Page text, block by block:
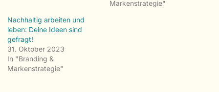
Markenstrategie"
Nachhaltig arbeiten und
leben: Deine Ideen sind
gefragt!
31. Oktober 2023
In "Branding &
Markenstrategie"